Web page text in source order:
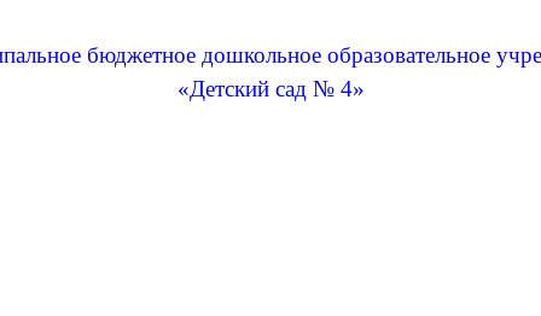
бюджетное дошкольное образовательное
«Детский сад № 4»